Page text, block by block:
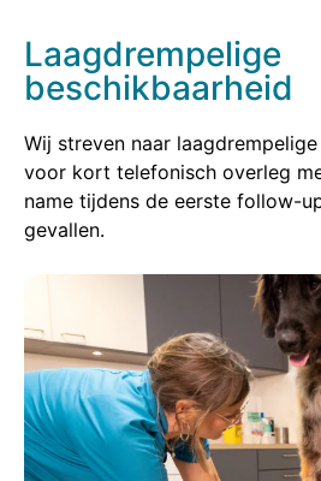
Laagdrempelige
beschikbaarheid
Wij streven naar
voor kort telefonisch overleg
name tijdens de eerste follow-
gevallen.